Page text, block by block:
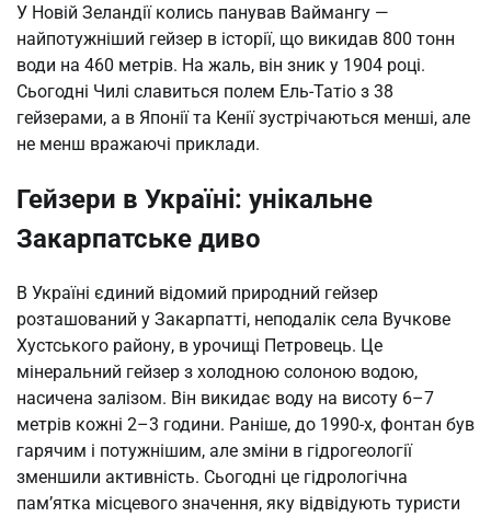
У Новій Зеландії колись панував Ваймангу —
найпотужніший гейзер в історії, що викидав 800 тонн
води на 460 метрів. На жаль, він зник у 1904 році.
Сьогодні Чилі славиться полем Ель-Татіо з 38
гейзерами, а в Японії та Кенії зустрічаються менші, але
не менш вражаючі приклади.
Гейзери в Україні: унікальне
Закарпатське диво
В Україні єдиний відомий природний гейзер
розташований у Закарпатті, неподалік села Вучкове
Хустського району, в урочищі Петровець. Це
мінеральний гейзер з холодною солоною водою,
насичена залізом. Він викидає воду на висоту 6–7
метрів кожні 2–3 години. Раніше, до 1990-х, фонтан був
гарячим і потужнішим, але зміни в гідрогеології
зменшили активність. Сьогодні це гідрологічна
пам’ятка місцевого значення, яку відвідують туристи